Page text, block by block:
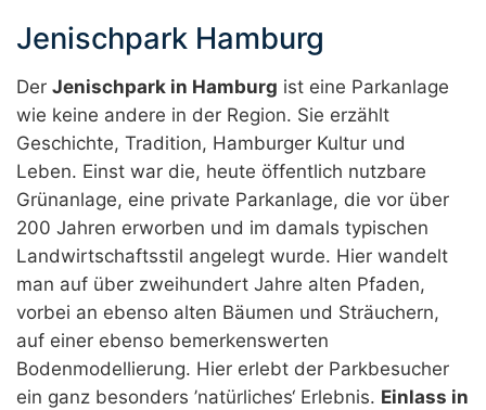
Jenischpark Hamburg
Der Jenischpark in Hamburg ist eine Parkanlage
wie keine andere in der Region. Sie erzählt
Geschichte, Tradition, Hamburger Kultur und
Leben. Einst war die, heute öffentlich nutzbare
Grünanlage, eine private Parkanlage, die vor über
200 Jahren erworben und im damals typischen
Landwirtschaftsstil angelegt wurde. Hier wandelt
man auf über zweihundert Jahre alten Pfaden,
vorbei an ebenso alten Bäumen und Sträuchern,
auf einer ebenso bemerkenswerten
Bodenmodellierung. Hier erlebt der Parkbesucher
ein ganz besonders ’natürliches‘ Erlebnis. Einlass in